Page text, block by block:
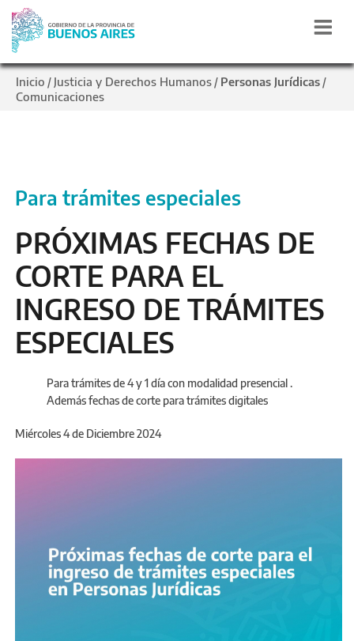
Inicio / Justicia y Derechos Humanos / Personas Jurídicas /
Comunicaciones
Para trámites especiales
PRÓXIMAS FECHAS DE
CORTE PARA EL
INGRESO DE TRÁMITES
ESPECIALES
Para trámites de 4 y 1 día con modalidad presencial .
Además fechas de corte para trámites digitales
Miércoles 4 de Diciembre 2024